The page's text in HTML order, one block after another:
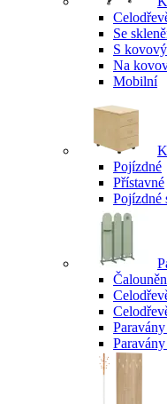
Se
S
Na
Mobilní
Pojízdné
Přístavné
Pojízdné